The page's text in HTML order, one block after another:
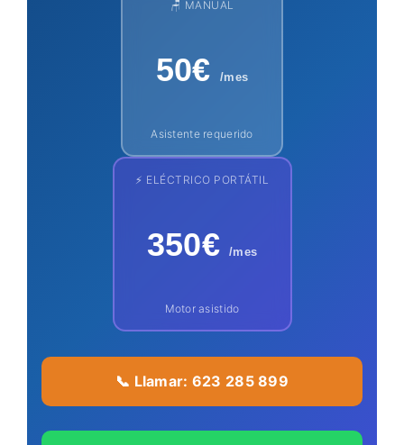
🪑 MANUAL
50€ /mes
Asistente requerido
⚡ ELÉCTRICO PORTÁTIL
350€/mes
Motor asistido
📞 Llamar: 623 285 899